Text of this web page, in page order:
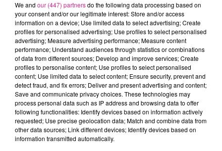
L'ASNL retrouvera, avant cela, St Etienne, en
championnat mercredi prochain. Les nanc�iens se
d�placent � nouveau � Geoffroy Guichard, dans le
cadre de la 19�mejourn�e de Ligue 1. Ce sera la
derni�re journ�e de championnat avant la tr�ve
internationale.
FIL ACTUS
16h22
Téji Savanier rejoint le FC Metz : une nouvelle aventure en Grenat
11h37
Harry Potter : huit films en 24 heures… plusieurs cinémas lorrains...
We and our (447) partnersdo the following data processing based on
your consent and/or our legitimate interest: Store and/or access
information on a device; Use limited data to select advertising; Create
profiles for personalised advertising; Use profiles to select personalised
advertising; Measure advertising performance; Measure content
performance; Understand audiences through statistics or combinations
of data from different sources; Develop and improve services; Create
profiles to personalise content; Use profiles to select personalised
content; Use limited data to select content; Ensure security, prevent and
detect fraud, and fix errors; Deliver and present advertising and content;
Save and communicate privacy choices. These technologies may
process personal data such as IP address and browsing data to offer
following functionalities: Identify devices based on information actively
requested; Use precise geolocation data; Match and combine data from
other data sources; Link different devices; Identify devices based on
information transmitted automatically.